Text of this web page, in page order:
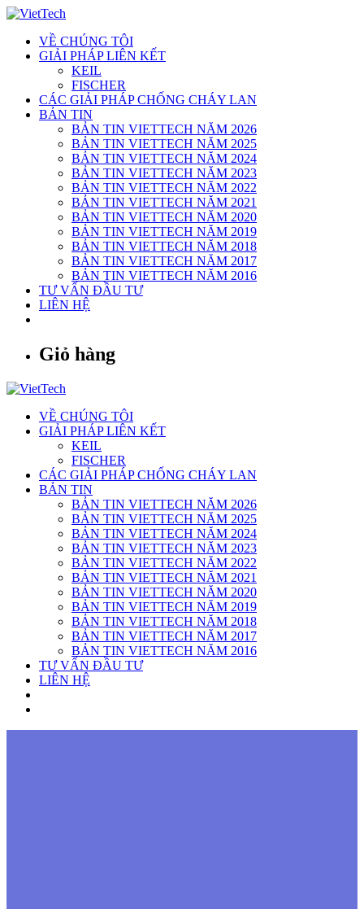
Skip
contentVỀ CHÚNG TÔI
GIẢI PHÁP LIÊN KẾT
KEIL
FISCHER
CÁC GIẢI PHÁP CHỐNG CHÁY LAN
BẢN TIN
BẢN TIN VIETTECH NĂM 2026
BẢN TIN VIETTECH NĂM 2025
BẢN TIN VIETTECH NĂM 2024
BẢN TIN VIETTECH NĂM 2023
BẢN TIN VIETTECH NĂM 2022
BẢN TIN VIETTECH NĂM 2021
BẢN TIN VIETTECH NĂM 2020
BẢN TIN VIETTECH NĂM 2019
BẢN TIN VIETTECH NĂM 2018
BẢN TIN VIETTECH NĂM 2017
BẢN TIN VIETTECH NĂM 2016
TƯ VẤN ĐẦU TƯ
LIÊN HỆ
Giỏ hàng
VỀ CHÚNG TÔI
GIẢI PHÁP LIÊN KẾT
KEIL
FISCHER
CÁC GIẢI PHÁP CHỐNG CHÁY LAN
BẢN TIN
BẢN TIN VIETTECH NĂM 2026
BẢN TIN VIETTECH NĂM 2025
BẢN TIN VIETTECH NĂM 2024
BẢN TIN VIETTECH NĂM 2023
BẢN TIN VIETTECH NĂM 2022
BẢN TIN VIETTECH NĂM 2021
BẢN TIN VIETTECH NĂM 2020
BẢN TIN VIETTECH NĂM 2019
BẢN TIN VIETTECH NĂM 2018
BẢN TIN VIETTECH NĂM 2017
BẢN TIN VIETTECH NĂM 2016
TƯ VẤN ĐẦU TƯ
LIÊN HỆ